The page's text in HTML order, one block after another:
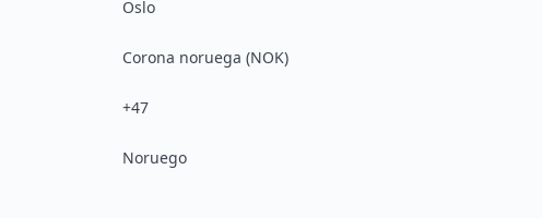
Oslo
Corona noruega (NOK)
+47
Noruego